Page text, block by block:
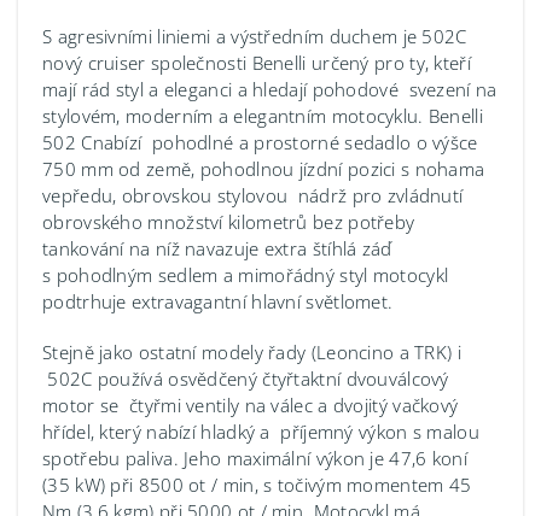
S agresivními liniemi a výstředním duchem je 502C
nový cruiser společnosti Benelli určený pro ty, kteří
mají rád styl a eleganci a hledají pohodové svezení na
stylovém, moderním a elegantním motocyklu. Benelli
502 Cnabízí pohodlné a prostorné sedadlo o výšce
750 mm od země, pohodlnou jízdní pozici s nohama
vepředu, obrovskou stylovou nádrž pro zvládnutí
obrovského množství kilometrů bez potřeby
tankování na níž navazuje extra štíhlá záď
s pohodlným sedlem a mimořádný styl motocykl
podtrhuje extravagantní hlavní světlomet.
Stejně jako ostatní modely řady (Leoncino a TRK) i
502C používá osvědčený čtyřtaktní dvouválcový
motor se čtyřmi ventily na válec a dvojitý vačkový
hřídel, který nabízí hladký a příjemný výkon s malou
spotřebu paliva. Jeho maximální výkon je 47,6 koní
(35 kW) při 8500 ot / min, s točivým momentem 45